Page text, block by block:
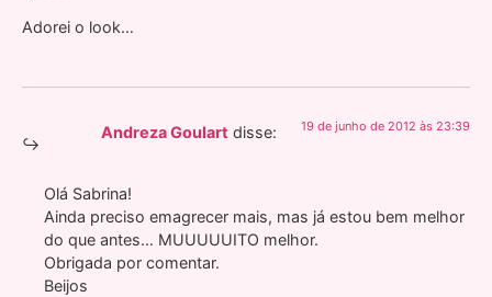
Adorei o look…
Andreza Goulart disse: 19 de junho de 2012 às 23:39
Olá Sabrina!
Ainda preciso emagrecer mais, mas já estou bem melhor
do que antes… MUUUUUITO melhor.
Obrigada por comentar.
Beijos